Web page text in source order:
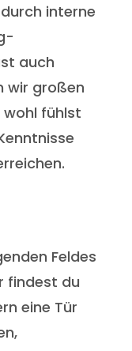
interne
auch
wir großen
wohl fühlst
Feldes
findest du
eine Tür